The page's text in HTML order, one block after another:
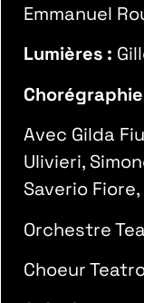
Emmanuel
Lumières :
Avec Gilda
Ulivieri,
Saverio
Orchestre
Choeur